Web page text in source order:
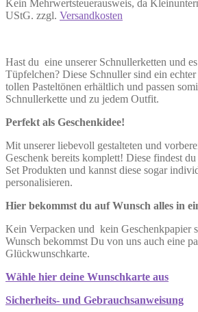
Kein Mehrwertsteuerausweis, da
UStG. zzgl. Versandkosten
Hast du eine unserer Schnullerketten und
Tüpfelchen? Diese Schnuller sind ein
tollen Pasteltönen erhältlich und passen
Schnullerkette und zu jedem Outfit.
Perfekt als Geschenkidee!
Mit unserer liebevoll gestalteten und
Geschenk bereits komplett! Diese findest
Set Produkten und kannst diese sogar
personalisieren.
Hier bekommst du auf Wunsch alles in
Kein Verpacken und kein Geschenkpapier
Wunsch bekommst Du von uns auch eine
Glückwunschkarte.
Wähle hier deine Wunschkarte aus
Sicherheits- und Gebrauchsanweisung